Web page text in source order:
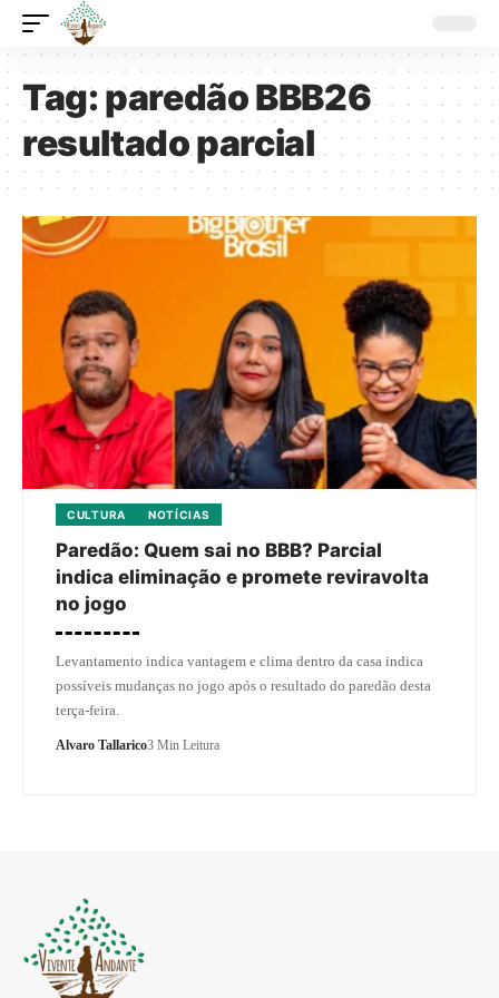
Tag:paredão BBB26
resultado parcial
CULTURA NOTÍCIAS
Paredão: Quem sai no BBB? Parcial
indica eliminação e promete reviravolta
no jogo
Levantamento indica vantagem e clima dentro da casa indica
possíveis mudanças no jogo após o resultado do paredão desta
terça-feira.
Alvaro Tallarico3 Min Leitura